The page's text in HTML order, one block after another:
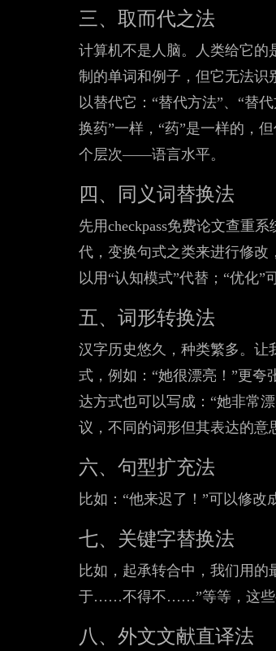
三、取而代之法
计算机不是人脑。人类给它的
制的单词和例子，但它无法识
以替代它：“替代方法”、“替
换药”一样，“药”是一样的，
个层次——语言水平。
四、同义词替换法
先用checkpass免费论文查重
代，变换句式之类来进行修改
以用“认知模式”代替；“优化”
五、词形转换法
汉字历史悠久，种类繁多。让
式，例如：“她很漂亮！”更夸
达方式也可以写成：“她非常
议，不同的词形但其表达的意
六、句型扩充法
比如：“他来迟了！”可以修改
七、关键字替换法
比如，起承转合中，我们
于……不得不……”等等，这些
八、外文文献直译法